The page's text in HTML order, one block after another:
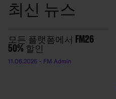
최신 뉴스
모든 플랫폼에서 FM26
50% 할인
11.06.2026 - FM Admin